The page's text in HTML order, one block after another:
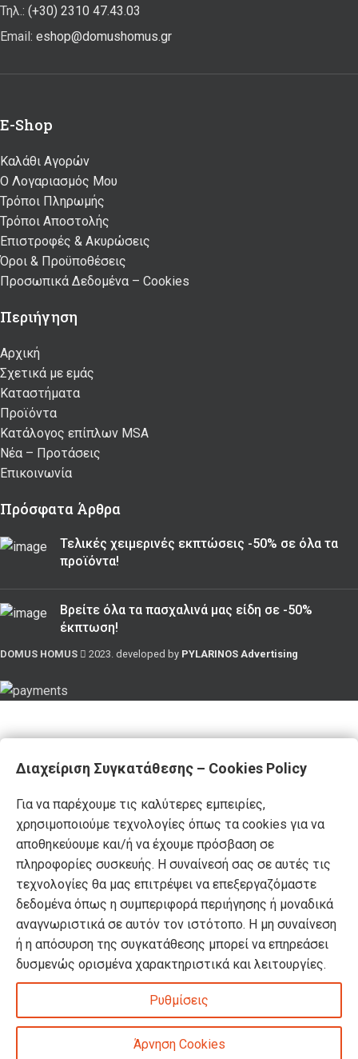
Τηλ.: (+30) 2310 47.43.03
Email: eshop@domushomus.gr
E-Shop
Καλάθι Αγορών
Ο Λογαριασμός Μου
Τρόποι Πληρωμής
Τρόποι Αποστολής
Επιστροφές & Ακυρώσεις
Όροι & Προϋποθέσεις
Προσωπικά Δεδομένα – Cookies
Περιήγηση
Αρχική
Σχετικά με εμάς
Καταστήματα
Προϊόντα
Κατάλογος επίπλων MSA
Nέα – Προτάσεις
Επικοινωνία
Πρόσφατα Άρθρα
Τελικές χειμερινές εκπτώσεις -50% σε όλα τα
προϊόντα!
Βρείτε όλα τα πασχαλινά μας είδη σε -50%
έκπτωση!
DOMUS HOMUS 2023. developed by PYLARINOS Advertising
Διαχείριση Συγκατάθεσης – Cookies Policy
Για να παρέχουμε τις καλύτερες εμπειρίες,
χρησιμοποιούμε τεχνολογίες όπως τα cookies για να
αποθηκεύουμε και/ή να έχουμε πρόσβαση σε
πληροφορίες συσκευής. Η συναίνεσή σας σε αυτές τις
τεχνολογίες θα μας επιτρέψει να επεξεργαζόμαστε
δεδομένα όπως η συμπεριφορά περιήγησης ή μοναδικά
αναγνωριστικά σε αυτόν τον ιστότοπο. Η μη συναίνεση
ή η απόσυρση της συγκατάθεσης μπορεί να επηρεάσει
δυσμενώς ορισμένα χαρακτηριστικά και λειτουργίες.
Ρυθμίσεις
Άρνηση Cookies